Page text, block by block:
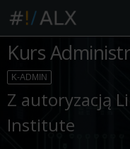
Kurs
K-ADMIN
Z autoryzacją
Institute